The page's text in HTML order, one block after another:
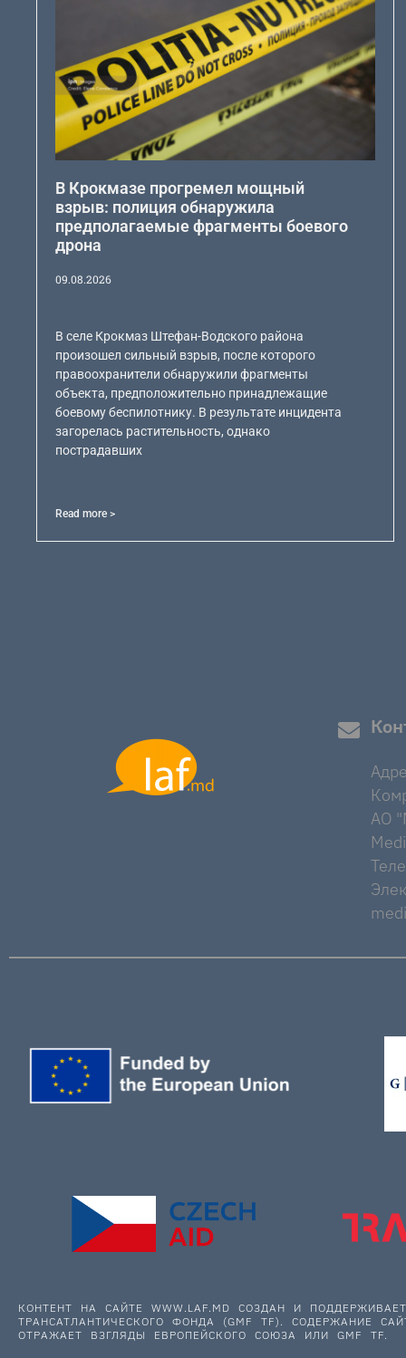
В Крокмазе прогремел мощный
взрыв: полиция обнаружила
предполагаемые фрагменты боевого
дрона
09.08.2026
В селе Крокмаз Штефан-Водского района
произошел сильный взрыв, после которого
правоохранители обнаружили фрагменты
объекта, предположительно принадлежащие
боевому беспилотнику. В результате инцидента
загорелась растительность, однако
пострадавших
Read more >
AO
КОНТЕНТ НА САЙТЕ WWW.LAF.MD СОЗДАН И
ТРАНСАТЛАНТИЧЕСКОГО ФОНДА (GMF TF). СОДЕРЖАНИЕ
ОТРАЖАЕТ ВЗГЛЯДЫ ЕВРОПЕЙСКОГО СОЮЗА ИЛИ GMF TF.